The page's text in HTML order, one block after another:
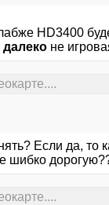
HD3400
далеко не
Если да, то
шибко